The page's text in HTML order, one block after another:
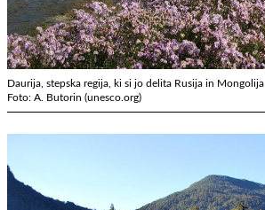
Daurija, stepska regija, ki si jo delita Rusija in Mongolija
Foto: A. Butorin (unesco.org)